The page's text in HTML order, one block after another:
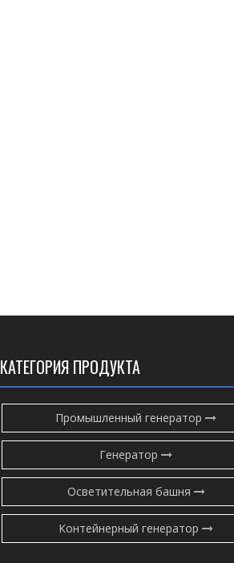
КАТЕГОРИЯ ПРОДУКТА
Промышленный генератор
Генератор
Осветительная башня
Контейнерный генератор